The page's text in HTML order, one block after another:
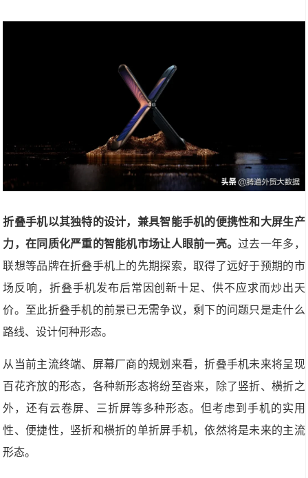
折叠手机以其独特的设计，兼具智能手机的便携性和大屏生产
力，在同质化严重的智能机市场让人眼前一亮。过去一年多，
联想等品牌在折叠手机上的先期探索，取得了远好于预期的市
场反响，折叠手机发布后常因创新十足、供不应求而炒出天
价。至此折叠手机的前景已无需争议，剩下的问题只是走什么
路线、设计何种形态。
从当前主流终端、屏幕厂商的规划来看，折叠手机未来将呈现
百花齐放的形态，各种新形态将纷至沓来，除了竖折、横折之
外，还有云卷屏、三折屏等多种形态。但考虑到手机的实用
性、便捷性，竖折和横折的单折屏手机，依然将是未来的主流
形态。